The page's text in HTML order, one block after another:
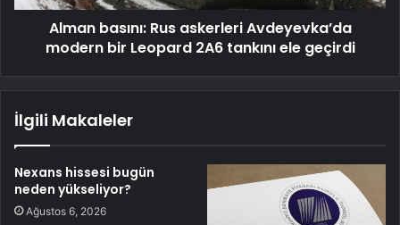
Alman basını: Rus askerleri Avdeyevka’da
modern bir Leopard 2A6 tankını ele geçirdi
İlgili Makaleler
Nexans hissesi bugün
neden yükseliyor?
Ağustos 6, 2026